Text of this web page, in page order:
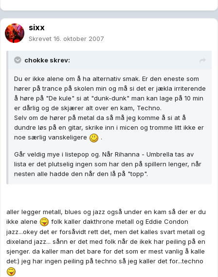
sixx
Skrevet 16. oktober 2007
chokke skrev:
Du er ikke alene om å ha alternativ smak. Er den eneste som
hører på trance på skolen min og må si det er jækla irriterende
å høre på "De kule" si at "dunk-dunk" man kan lage på 10 min
er dårlig og de skjærer alt over en kam, Techno.
Selv om de hører på metal da så må jeg komme å si at å
dundre løs på en gitar, skrike inn i micen og tromme litt ikke er
noe særlig vanskeligere
.
Går veldig mye i listepop og. Når Rihanna - Umbrella tas av
lista er det plutselig ingen som har den på spillern lenger, når
nesten alle hadde den når den lå på "topp".
aller legger metall, blues og jazz også under en kam så der er du
ikke alene
folk kaller dakthrone metall og Eddie Condon
jazz...okey det er forsåvidt rett det, men det kalles svart metall og
dixeland jazz... sånn er det med folk når de ikek har peiling på en
sjenger. da kaller man det bare for det som er mest vanlig å kalle
det:) jeg har ingen peiling på techno så jeg kaller det for...techno